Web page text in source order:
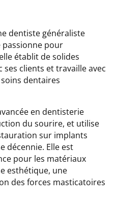
dentiste généraliste
passionne pour
établit de solides
clients et travaille avec
dentaires
en dentisterie
du sourire, et utilise
sur implants
décennie. Elle est
pour les matériaux
esthétique, une
des forces masticatoires